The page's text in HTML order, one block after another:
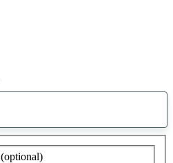
öneri
bulundu
(optional)